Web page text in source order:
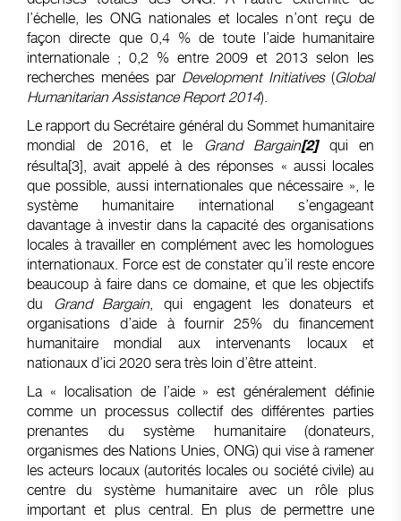
l’échelle, les ONG nationales et locales n’ont reçu de
façon directe que 0,4 % de toute l’aide humanitaire
internationale ; 0,2 % entre 2009 et 2013 selon les
recherches menées par Development Initiatives(Global
Humanitarian Assistance Report 2014).
Le rapport du Secrétaire général du Sommet humanitaire
mondial de 2016, et le Grand Bargain[2]qui en
résulta[3], avait appelé à des réponses « aussi locales
que possible, aussi internationales que nécessaire », le
système humanitaire international s’engageant
davantage à investir dans la capacité des organisations
locales à travailler en complément avec les homologues
internationaux. Force est de constater qu’il reste encore
beaucoup à faire dans ce domaine, et que les objectifs
du Grand Bargain, qui engagent les donateurs et
organisations d’aide à fournir 25% du financement
humanitaire mondial aux intervenants locaux et
nationaux d’ici 2020 sera très loin d’être atteint.
La « localisation de l’aide » est généralement définie
comme un processus collectif des différentes parties
prenantes du système humanitaire (donateurs,
organismes des Nations Unies, ONG) qui vise à ramener
les acteurs locaux (autorités locales ou société civile) au
centre du système humanitaire avec un rôle plus
important et plus central. En plus de permettre une